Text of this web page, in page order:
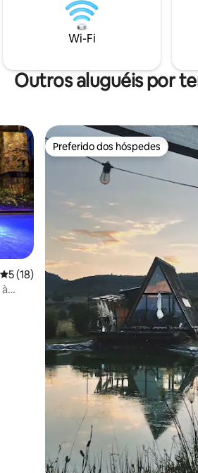
se
Animais de estimação de boas-
Wi-Fi
Outros aluguéis por
5 de uma avaliação média de 5, 18
5 (18)
Preferido dos hóspedes
Preferido dos hóspedes